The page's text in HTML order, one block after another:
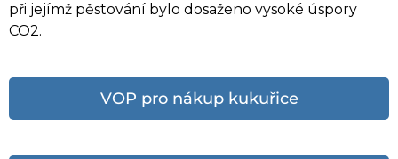
při jejímž pěstování bylo dosaženo vysoké úspory
CO2.
VOP pro nákup kukuřice